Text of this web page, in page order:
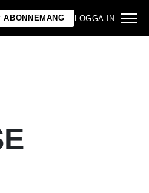
ABONNEMANG LOGGA IN